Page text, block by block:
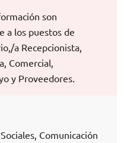
son
a los puestos de
a Recepcionista,
Comercial,
y Proveedores.
Comunicación